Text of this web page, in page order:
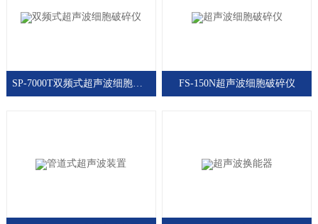
SP-7000T双频式超声波细胞破碎仪 FS-150N超声波细胞破碎仪